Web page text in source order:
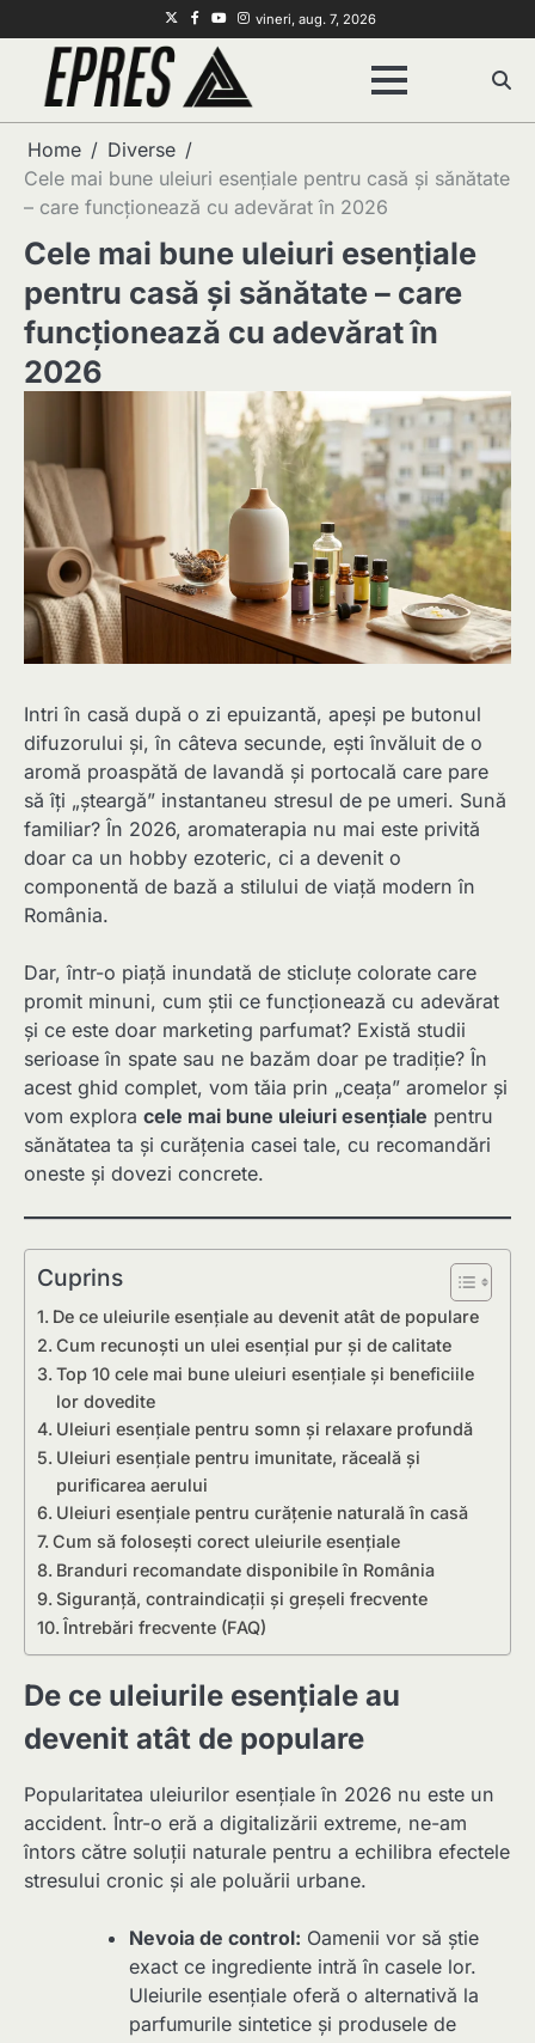
to
content
Twitter
Facebook
Youtube
Instagram
vineri, aug. 7, 2026
Home
Diverse
Cele mai bune uleiuri esențiale pentru casă și sănătate
– care funcționează cu adevărat în 2026
Cele mai bune uleiuri esențiale
pentru casă și sănătate – care
funcționează cu adevărat în
2026
Intri în casă după o zi epuizantă, apeși pe butonul
difuzorului și, în câteva secunde, ești învăluit de o
aromă proaspătă de lavandă și portocală care pare
să îți „șteargă” instantaneu stresul de pe umeri. Sună
familiar? În 2026, aromaterapia nu mai este privită
doar ca un hobby ezoteric, ci a devenit o
componentă de bază a stilului de viață modern în
România.
Dar, într-o piață inundată de sticluțe colorate care
promit minuni, cum știi ce funcționează cu adevărat
și ce este doar marketing parfumat? Există studii
serioase în spate sau ne bazăm doar pe tradiție? În
acest ghid complet, vom tăia prin „ceața” aromelor și
vom explora cele mai bune uleiuri esențiale pentru
sănătatea ta și curățenia casei tale, cu recomandări
oneste și dovezi concrete.
Cuprins
De ce uleiurile esențiale au devenit atât de populare
Cum recunoști un ulei esențial pur și de calitate
Top 10 cele mai bune uleiuri esențiale și beneficiile
lor dovedite
Uleiuri esențiale pentru somn și relaxare profundă
Uleiuri esențiale pentru imunitate, răceală și
purificarea aerului
Uleiuri esențiale pentru curățenie naturală în casă
Cum să folosești corect uleiurile esențiale
Branduri recomandate disponibile în România
Siguranță, contraindicații și greșeli frecvente
Întrebări frecvente (FAQ)
De ce uleiurile esențiale au
devenit atât de populare
Popularitatea uleiurilor esențiale în 2026 nu este un
accident. Într-o eră a digitalizării extreme, ne-am
întors către soluții naturale pentru a echilibra efectele
stresului cronic și ale poluării urbane.
Nevoia de control: Oamenii vor să știe
exact ce ingrediente intră în casele lor.
Uleiurile esențiale oferă o alternativă la
parfumurile sintetice și produsele de